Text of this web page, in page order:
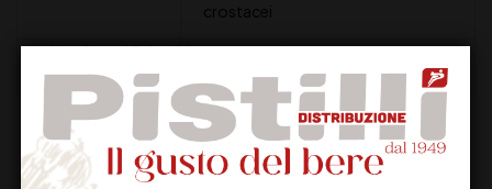
crostacei